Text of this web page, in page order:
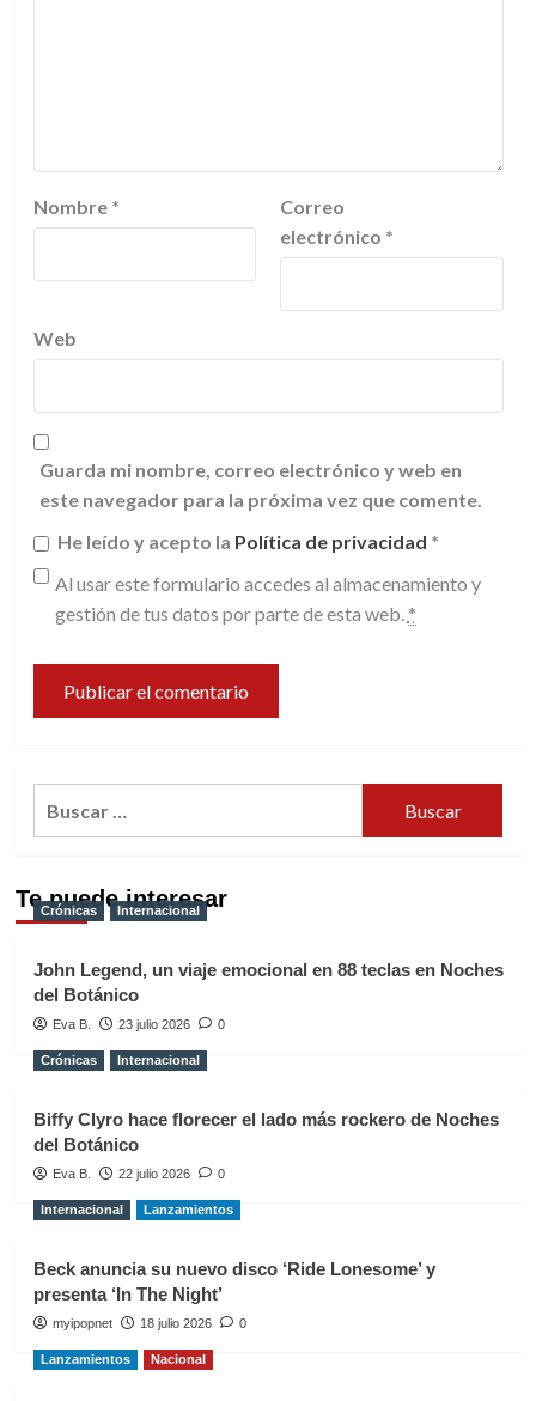
Nombre *
Correo
electrónico *
Web
Guarda mi nombre, correo electrónico y web en
este navegador para la próxima vez que comente.
He leído y acepto la Política de privacidad *
Al usar este formulario accedes al almacenamiento y
gestión de tus datos por parte de esta web. *
Te puede interesar
Crónicas Internacional
John Legend, un viaje emocional en 88 teclas en Noches
del Botánico
Eva B. 23 julio 2026 0
Crónicas Internacional
Biffy Clyro hace florecer el lado más rockero de Noches
del Botánico
Eva B. 22 julio 2026 0
Internacional Lanzamientos
Beck anuncia su nuevo disco ‘Ride Lonesome’ y
presenta ‘In The Night’
myipopnet 18 julio 2026 0
Lanzamientos Nacional